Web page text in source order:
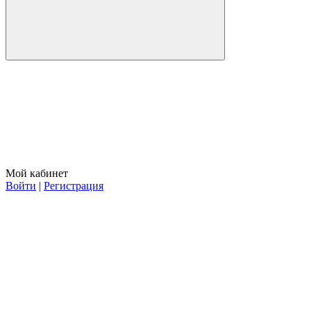
Мой кабинет
Войти | Регистрация